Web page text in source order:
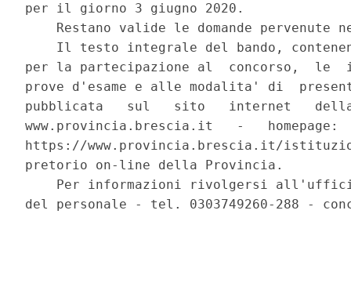
per il giorno 3 giugno 2020.
Restano valide le domande pervenute
Il testo integrale del bando,
per la partecipazione al  concorso,  le
prove d'esame e alle modalita' di
pubblicata   sul   sito   internet
www.provincia.brescia.it   -
https://www.provincia.brescia.it/
pretorio on-line della Provincia.
Per informazioni rivolgersi
del personale - tel. 0303749260-288 -